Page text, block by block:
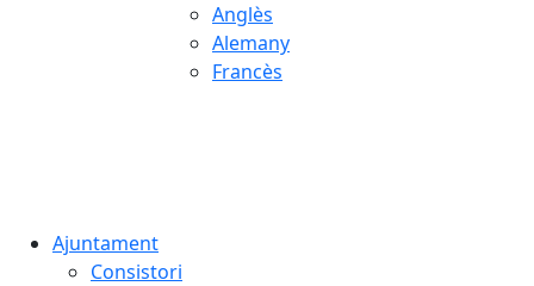
Anglès
Alemany
Francès
Ajuntament
Consistori